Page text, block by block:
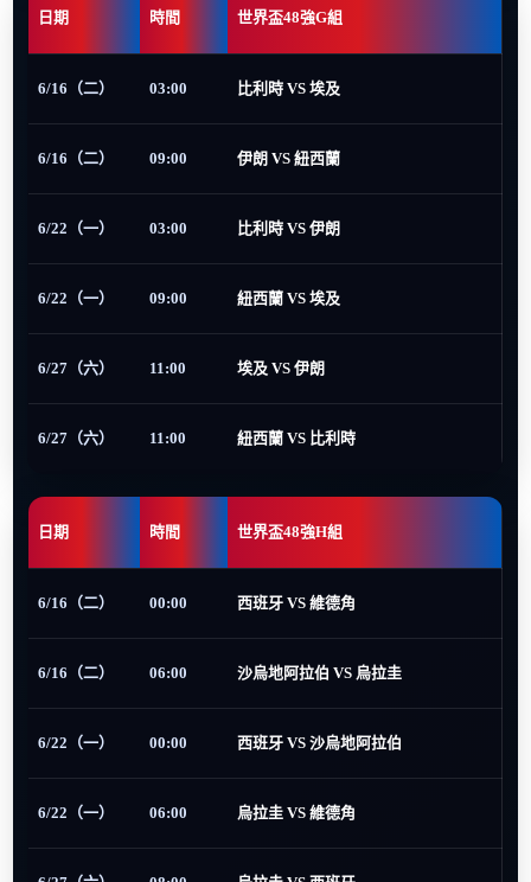
日期 時間 世界盃48強G組
6/16（二） 03:00 比利時 VS 埃及
6/16（二） 09:00 伊朗 VS 紐西蘭
6/22（一） 03:00 比利時 VS 伊朗
6/22（一） 09:00 紐西蘭 VS 埃及
6/27（六） 11:00 埃及 VS 伊朗
6/27（六） 11:00 紐西蘭 VS 比利時
日期 時間 世界盃48強H組
6/16（二） 00:00 西班牙 VS 維德角
6/16（二） 06:00 沙烏地阿拉伯 VS 烏拉圭
6/22（一） 00:00 西班牙 VS 沙烏地阿拉伯
6/22（一） 06:00 烏拉圭 VS 維德角